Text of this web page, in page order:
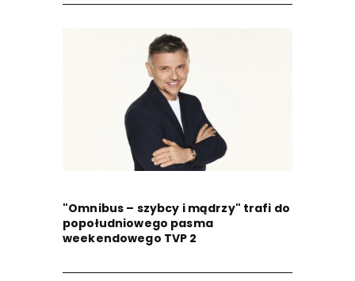
"Omnibus – szybcy i mądrzy" trafi do
popołudniowego pasma
weekendowego TVP 2